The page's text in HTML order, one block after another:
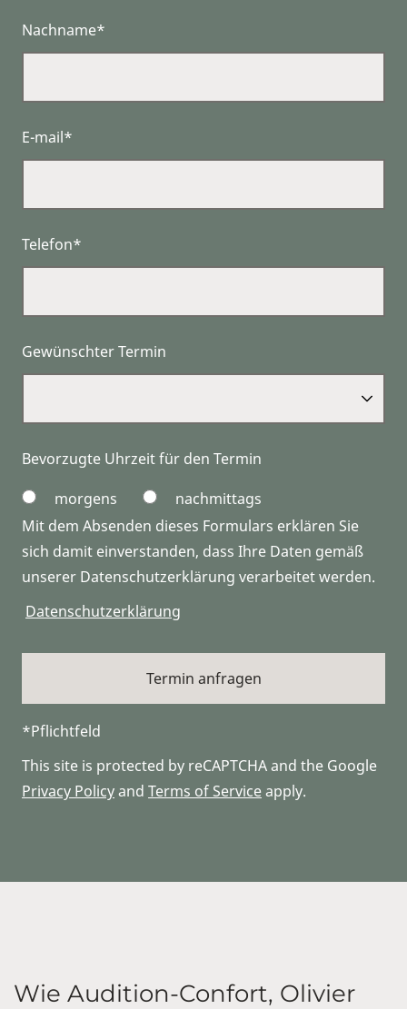
Nachname*
E-mail*
Telefon*
Gewünschter Termin
Bevorzugte Uhrzeit für den Termin
morgens
nachmittags
Mit dem Absenden dieses Formulars erklären Sie
sich damit einverstanden, dass Ihre Daten gemäß
unserer Datenschutzerklärung verarbeitet werden.
Datenschutzerklärung
*Pflichtfeld
This site is protected by reCAPTCHA and the Google
Privacy Policyand Terms of Serviceapply.
Wie Audition-Confort, Olivier